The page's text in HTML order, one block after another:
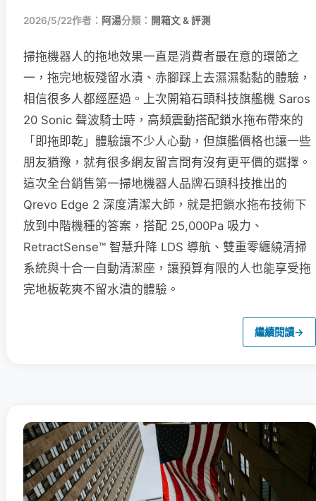
2026/5/22作者： 阿湯分類： 開箱文 & 評測
掃拖機器人的拖地效果一直是消費者最在意的環節之
一，拖完地板殘留水漬、赤腳踩上去濕濕黏黏的體驗，
相信很多人都經歷過。上次開箱石頭科技旗艦機 Saros
20 Sonic 聲波騎士時，高頻震動搭配鎖水拖布帶來的
「即拖即乾」體驗讓不少人心動，但旗艦價格也讓一些
朋友猶豫，就有很多網友留言問有沒有更平價的選擇。
這次全台銷售第一掃地機器人品牌石頭科技推出的
Qrevo Edge 2 深度清潔大師，就是把鎖水拖布技術下
放到中階機種的答案，搭配 25,000Pa 吸力、
RetractSense™ 智慧升降 LDS 導航、雙重零纏繞清掃
系統與十合一自動清潔座，讓預算有限的人也能享受拖
完地板乾爽不留水漬的體驗。
繼續閱讀→